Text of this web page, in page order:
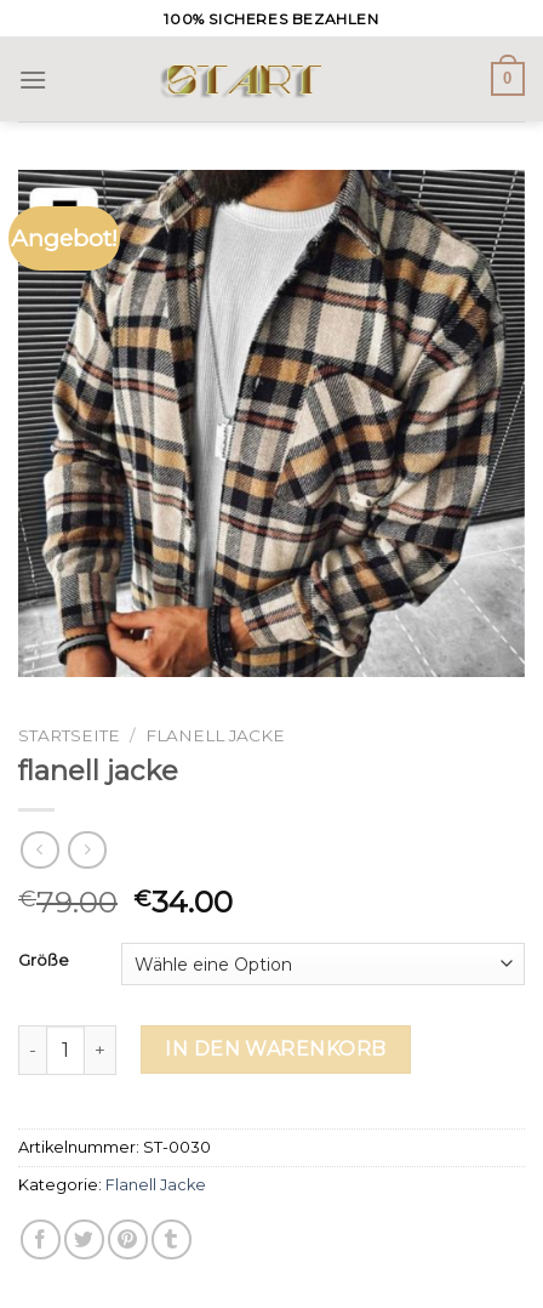
to
content
100% SICHERES BEZAHLEN
0
Angebot!
STARTSEITE / FLANELL JACKE
flanell jacke
€79.00 €34.00
Größe
flanell jacke MengeIN DEN WARENKORB
Artikelnummer: ST-0030
Kategorie: Flanell Jacke